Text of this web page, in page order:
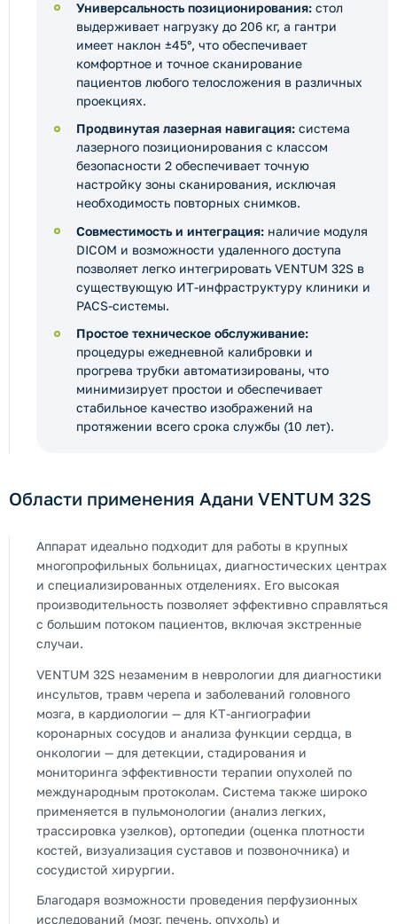
Универсальность позиционирования: стол
выдерживает нагрузку до 206 кг, а гантри
имеет наклон ±45°, что обеспечивает
комфортное и точное сканирование
пациентов любого телосложения в различных
проекциях.
Продвинутая лазерная навигация: система
лазерного позиционирования с классом
безопасности 2 обеспечивает точную
настройку зоны сканирования, исключая
необходимость повторных снимков.
Совместимость и интеграция: наличие модуля
DICOM и возможности удаленного доступа
позволяет легко интегрировать VENTUM 32S в
существующую ИТ-инфраструктуру клиники и
PACS-системы.
Простое техническое обслуживание:
процедуры ежедневной калибровки и
прогрева трубки автоматизированы, что
минимизирует простои и обеспечивает
стабильное качество изображений на
протяжении всего срока службы (10 лет).
Области применения Адани VENTUM 32S
Аппарат идеально подходит для работы в крупных
многопрофильных больницах, диагностических центрах
и специализированных отделениях. Его высокая
производительность позволяет эффективно справляться
с большим потоком пациентов, включая экстренные
случаи.
VENTUM 32S незаменим в неврологии для диагностики
инсультов, травм черепа и заболеваний головного
мозга, в кардиологии — для КТ-ангиографии
коронарных сосудов и анализа функции сердца, в
онкологии — для детекции, стадирования и
мониторинга эффективности терапии опухолей по
международным протоколам. Система также широко
применяется в пульмонологии (анализ легких,
трассировка узелков), ортопедии (оценка плотности
костей, визуализация суставов и позвоночника) и
сосудистой хирургии.
Благодаря возможности проведения перфузионных
исследований (мозг, печень, опухоль) и